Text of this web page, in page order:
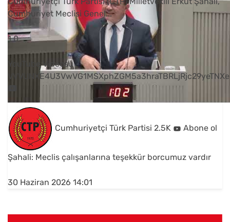
Cumhuriyet Meclisi Genel...
1 0
YouTube Videosu
Cumhuriyetçi Türk Partisi 2.5K Abone ol
Şahali: Meclis çalışanlarına teşekkür borcumuz vardır
30 Haziran 2026 14:01